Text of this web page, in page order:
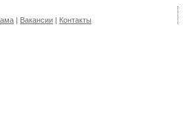
| Вакансии | Контакты